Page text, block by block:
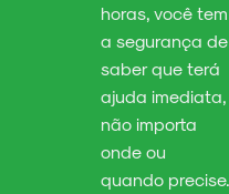
horas, você tem
a segurança de
saber que terá
ajuda imediata,
não importa
onde ou
quando precise.